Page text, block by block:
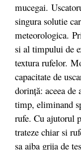
mucegai.
singura solutie
meteorologica.
si al timpului de
textura rufelor.
capacitate de
dorinţă: aceea de
timp, eliminand
rufe. Cu ajutorul
trateze chiar si
sa aiba grija de